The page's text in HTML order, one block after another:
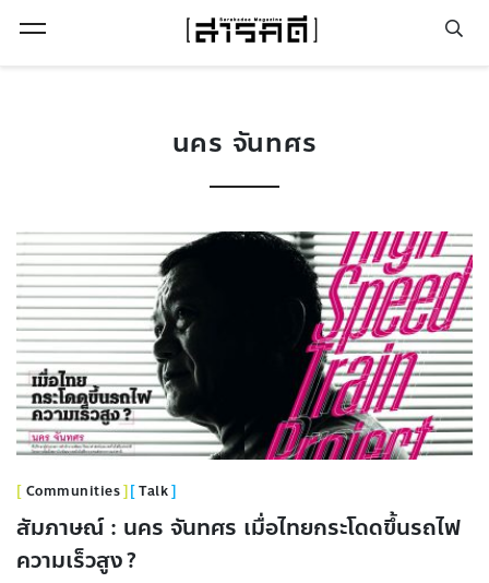
นคร จันทศร
Communities Talk
สัมภาษณ์ : นคร จันทศร เมื่อไทยกระโดดขึ้นรถไฟ
ความเร็วสูง ?